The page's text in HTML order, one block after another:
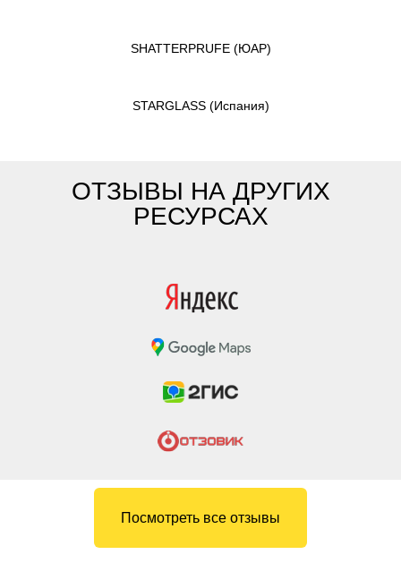
SHATTERPRUFE (ЮАР)
STARGLASS (Испания)
ОТЗЫВЫ НА ДРУГИХ
РЕСУРСАХ
Посмотреть все отзывы